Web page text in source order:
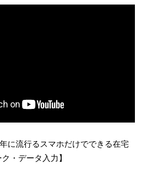
に流行るスマホだけでできる在宅
・データ入力】